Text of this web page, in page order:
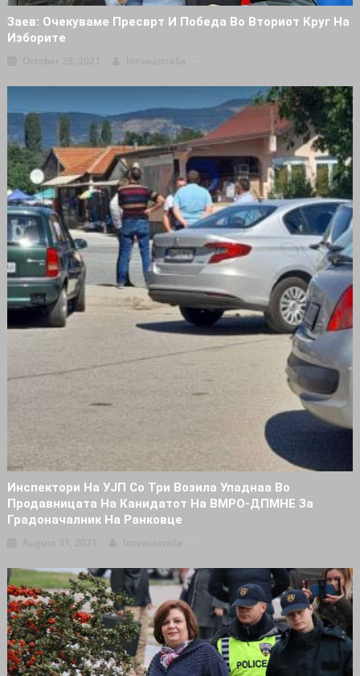
Заев: Очекуваме Пресврт И Победа Во Вториот Круг На
Изборите
Инспектори На УЈП Со Три Возила Упаднаа Во
Продавницата На Канидатот На ВМРО-ДПМНЕ За
Градоначалник На Ранковце